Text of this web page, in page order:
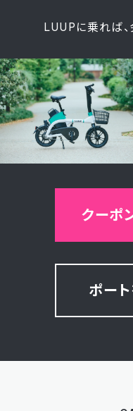
LUUPに乗れば
クーポ
ポー